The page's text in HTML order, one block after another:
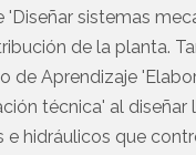
'Diseñar sistemas
de la planta.
de Aprendizaje
técnica' al diseñar
e hidráulicos que